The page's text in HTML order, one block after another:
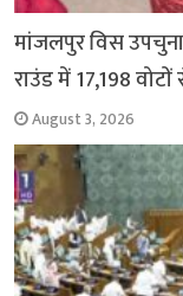
मांजलपुर विस
राउंड में 17,198
August 3, 2026